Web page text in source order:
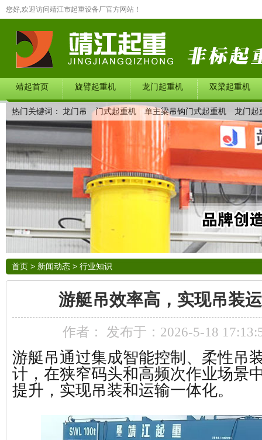
您好,欢迎访问靖江市起重设备厂官方网站！
靖起首页 旋臂起重机 龙门起重机 双梁起重机
在线留言 联系我们 产品中心
热门关键词： 龙门吊 门式起重机 单主梁吊钩门式起重机 龙门起
首页 > 新闻动态 > 行业知识
游艇吊效率高，实现吊装
作者： 发布于：2026-5-18
游艇吊通过集成智能控制、柔性吊
计，在狭窄码头和高频次作业场景
提升，实现吊装和运输一体化。